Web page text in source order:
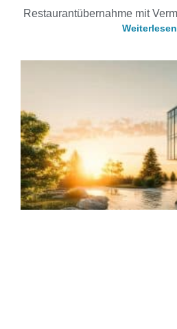
Restaurantübernahme mit